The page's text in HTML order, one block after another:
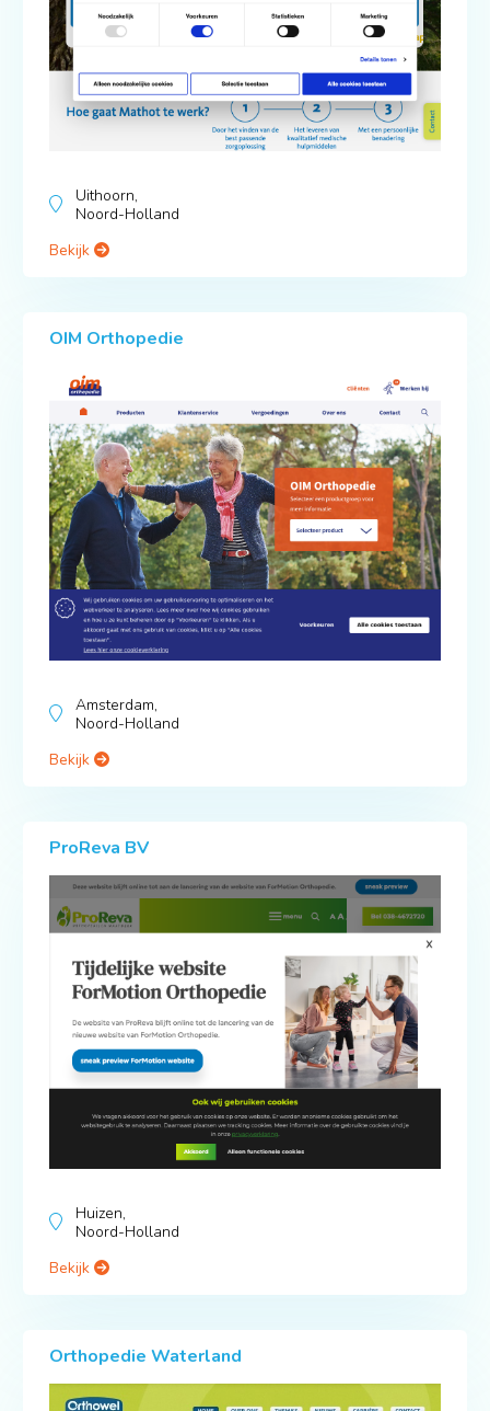
Uithoorn,
Noord-Holland
Bekijk
OIM Orthopedie
Amsterdam,
Noord-Holland
Bekijk
ProReva BV
Huizen,
Noord-Holland
Bekijk
Orthopedie Waterland